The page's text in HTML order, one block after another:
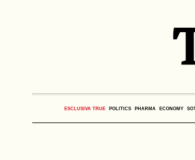
ESCLUSIVA TRUE POLITICS PHARMA ECONOMY